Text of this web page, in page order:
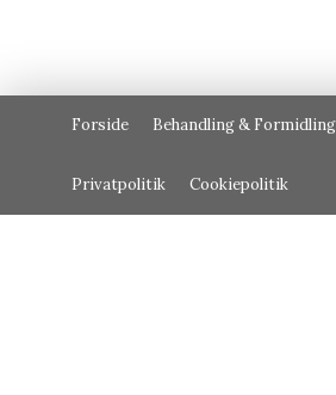
Forside Behandling & Formidling
Privatpolitik Cookiepolitik